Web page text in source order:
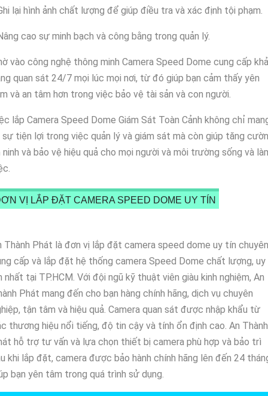
lại hình ảnh chất lượng để giúp điều tra và xác định tội phạm.
cao sự minh bạch và công bằng trong quản lý.
vào công nghệ thông minh Camera Speed Dome cung cấp khả
quan sát 24/7 mọi lúc mọi nơi, từ đó giúp bạn cảm thấy yên
và an tâm hơn trong việc bảo vệ tài sản và con người.
lắp Camera Speed Dome Giám Sát Toàn Cảnh không chỉ
sự tiện lợi trong việc quản lý và giám sát mà còn giúp tăng
ninh và bảo vệ hiệu quả cho mọi người và môi trường sống và
VỊ LẮP ĐẶT CAMERA SPEED DOME UY TÍN
Thành Phát là đơn vị lắp đặt camera speed dome uy tín chuyên
cấp và lắp đặt hệ thống camera Speed Dome chất lượng, uy
nhất tại TP.HCM. Với đội ngũ kỹ thuật viên giàu kinh nghiệm, An
Phát mang đến cho bạn hàng chính hãng, dịch vụ chuyên
tận tâm và hiệu quả. Camera quan sát được nhập khẩu từ
thương hiệu nổi tiếng, độ tin cậy và tính ổn định cao. An Thành
hỗ trợ tư vấn và lựa chọn thiết bị camera phù hợp và bảo trì
khi lắp đặt, camera được bảo hành chính hãng lên đến 24
bạn yên tâm trong quá trình sử dụng.